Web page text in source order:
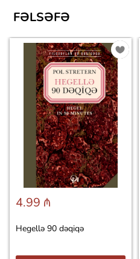
FƏLSƏFƏ
4.99 ₼
Hegellə 90 dəqiqə